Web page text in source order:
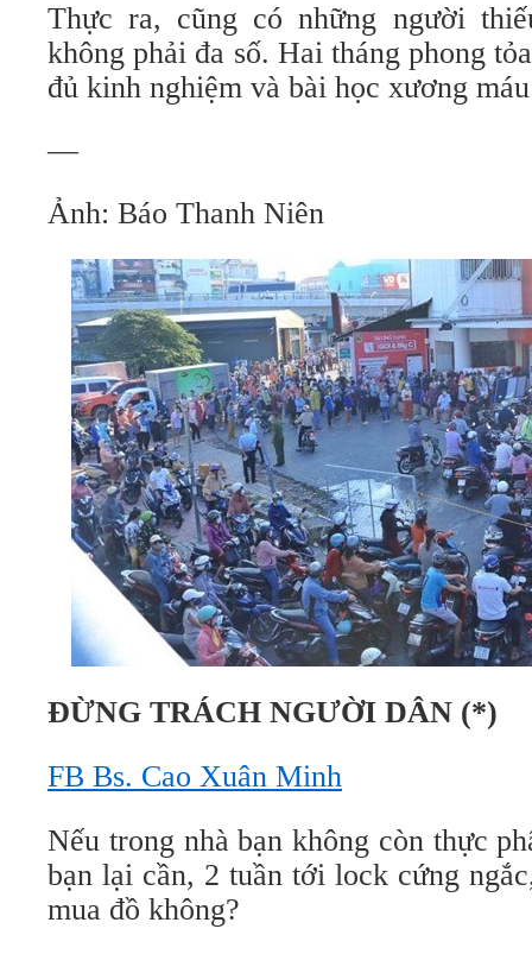
Thực ra, cũng có những người
không phải đa số. Hai tháng phong
đủ kinh nghiệm và bài học xương
—
Ảnh: Báo Thanh Niên
ĐỪNG TRÁCH NGƯỜI DÂN (*)
FB Bs. Cao Xuân Minh
Nếu trong nhà bạn không còn thực
bạn lại cần, 2 tuần tới lock cứng
mua đồ không?